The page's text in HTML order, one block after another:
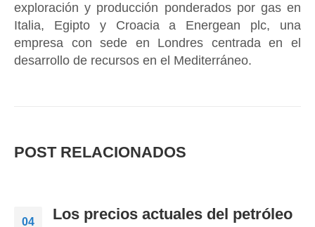
exploración y producción ponderados por gas en
Italia, Egipto y Croacia a Energean plc, una
empresa con sede en Londres centrada en el
desarrollo de recursos en el Mediterráneo.
POST RELACIONADOS
04
Los precios actuales del petróleo